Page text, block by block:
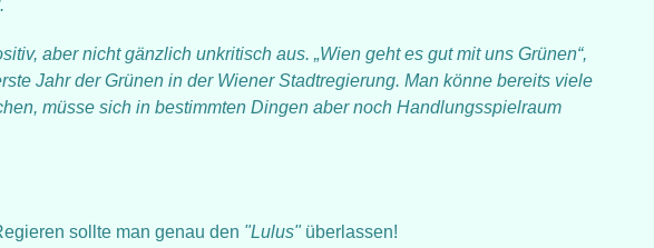
aber nicht gänzlich unkritisch aus. „Wien geht es gut mit uns Grünen“,
Jahr der Grünen in der Wiener Stadtregierung. Man könne bereits viele
müsse sich in bestimmten Dingen aber noch Handlungsspielraum
sollte man genau den "Lulus"überlassen!